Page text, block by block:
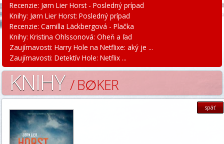
Recenzie: Jørn Lier Horst - Posledný prípad
Knihy: Jørn Lier Horst: Posledný prípad
Recenzie: Camilla Läckbergová - Plačka
Knihy: Kristina Ohlssonová: Oheň a ľad
Zaujímavosti: Harry Hole na Netflixe: aký je ...
Zaujímavosti: Detektív Hole: Netflix ...
KNIHY/ B∅KER
späť